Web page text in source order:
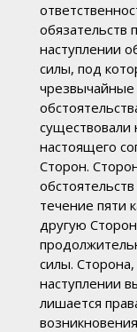
обязательств
наступлении
силы, под
существовали
настоящего
Сторон.
течение пяти
другую
силы.
наступлении
лишается